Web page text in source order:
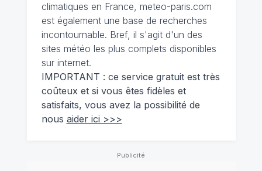
climatiques en France, meteo-paris.com
est également une base de recherches
incontournable. Bref, il s'agit d'un des
sites météo les plus complets disponibles
sur internet.
IMPORTANT : ce service gratuit est très
coûteux et si vous êtes fidèles et
satisfaits, vous avez la possibilité de
nous aider ici >>>